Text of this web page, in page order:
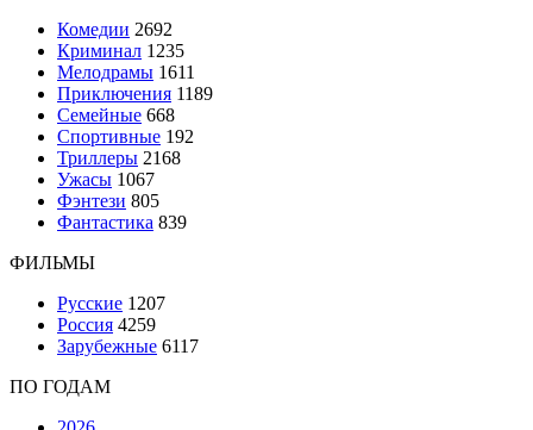
Комедии 2692
Криминал 1235
Мелодрамы 1611
Приключения 1189
Семейные 668
Спортивные 192
Триллеры 2168
Ужасы 1067
Фэнтези 805
Фантастика 839
ФИЛЬМЫ
Русские 1207
Россия 4259
Зарубежные 6117
ПО ГОДАМ